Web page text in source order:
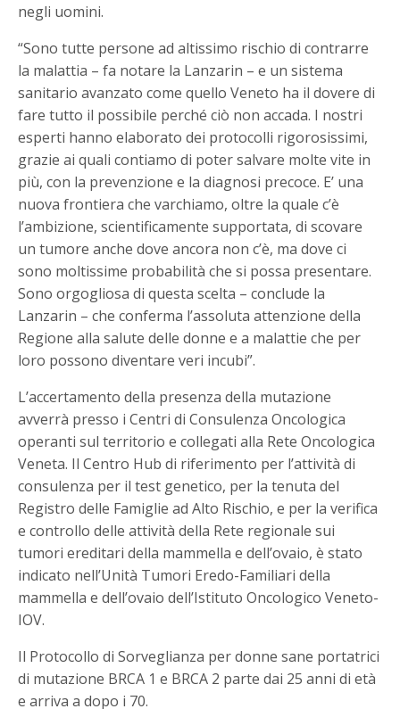
negli uomini.
“Sono tutte persone ad altissimo rischio di contrarre
la malattia – fa notare la Lanzarin – e un sistema
sanitario avanzato come quello Veneto ha il dovere di
fare tutto il possibile perché ciò non accada. I nostri
esperti hanno elaborato dei protocolli rigorosissimi,
grazie ai quali contiamo di poter salvare molte vite in
più, con la prevenzione e la diagnosi precoce. E’ una
nuova frontiera che varchiamo, oltre la quale c’è
l’ambizione, scientificamente supportata, di scovare
un tumore anche dove ancora non c’è, ma dove ci
sono moltissime probabilità che si possa presentare.
Sono orgogliosa di questa scelta – conclude la
Lanzarin – che conferma l’assoluta attenzione della
Regione alla salute delle donne e a malattie che per
loro possono diventare veri incubi”.
L’accertamento della presenza della mutazione
avverrà presso i Centri di Consulenza Oncologica
operanti sul territorio e collegati alla Rete Oncologica
Veneta. Il Centro Hub di riferimento per l’attività di
consulenza per il test genetico, per la tenuta del
Registro delle Famiglie ad Alto Rischio, e per la verifica
e controllo delle attività della Rete regionale sui
tumori ereditari della mammella e dell’ovaio, è stato
indicato nell’Unità Tumori Eredo-Familiari della
mammella e dell’ovaio dell’Istituto Oncologico Veneto-
IOV.
Il Protocollo di Sorveglianza per donne sane portatrici
di mutazione BRCA 1 e BRCA 2 parte dai 25 anni di età
e arriva a dopo i 70.